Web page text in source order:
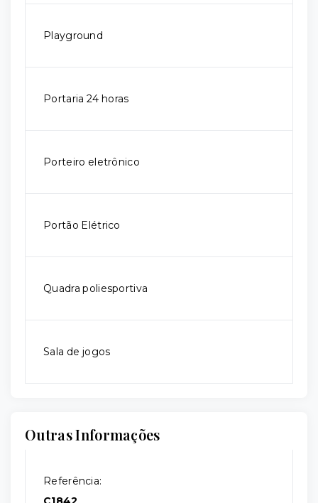
Playground
Portaria 24 horas
Porteiro eletrônico
Portão Elétrico
Quadra poliesportiva
Sala de jogos
Outras Informações
Referência: